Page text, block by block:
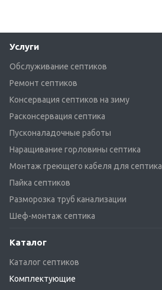
Услуги
Обслуживание септиков
Ремонт септиков
Консервация септиков на зиму
Расконсервация септика
Пусконаладочные работы
Наращивание горловины септика
Монтаж греющего кабеля для септика
Пайка септиков
Разморозка труб канализации
Шеф-монтаж септика
Каталог
Каталог септиков
Комплектующие